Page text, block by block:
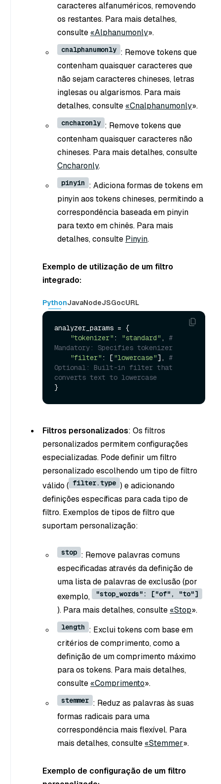
caracteres alfanuméricos, removendo
os restantes. Para mais detalhes,
consulte «Alphanumonly».
cnalphanumonly : Remove tokens que
contenham quaisquer caracteres que
não sejam caracteres chineses, letras
inglesas ou algarismos. Para mais
detalhes, consulte «Cnalphanumonly».
cncharonly : Remove tokens que
contenham quaisquer caracteres não
chineses. Para mais detalhes, consulte
Cncharonly.
pinyin : Adiciona formas de tokens em
pinyin aos tokens chineses, permitindo a
correspondência baseada em pinyin
para texto em chinês. Para mais
detalhes, consulte Pinyin.
Exemplo de utilização de um filtro
integrado:
PythonJavaNodeJSGocURL
analyzer_params = {
"tokenizer" : "standard" , #
Mandatory: Specifies tokenizer
"filter" : ["lowercase"], #
Optional: Built-in filter that
converts text to lowercase
Filtros personalizados: Os filtros
personalizados permitem configurações
especializadas. Pode definir um filtro
personalizado escolhendo um tipo de filtro
válido ( filter.type ) e adicionando
definições específicas para cada tipo de
filtro. Exemplos de tipos de filtro que
suportam personalização:
stop : Remove palavras comuns
especificadas através da definição de
uma lista de palavras de exclusão (por
exemplo,
"stop_words": ["of", "to"]
). Para mais detalhes, consulte «Stop».
length : Exclui tokens com base em
critérios de comprimento, como a
definição de um comprimento máximo
para os tokens. Para mais detalhes,
consulte «Comprimento».
stemmer : Reduz as palavras às suas
formas radicais para uma
correspondência mais flexível. Para
mais detalhes, consulte «Stemmer».
Exemplo de configuração de um filtro